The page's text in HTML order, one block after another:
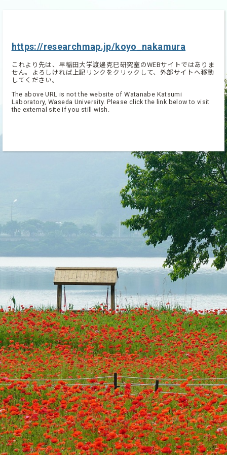
https://researchmap.jp/koyo_nakamura
これより先は、早稲田大学渡邊克巳研究室のWEBサイトではありま
せん。よろしければ上記リンクをクリックして、外部サイトへ移動
してください。
The above URL is not the website of Watanabe Katsumi
Laboratory, Waseda University. Please click the link below to visit
the external site if you still wish.